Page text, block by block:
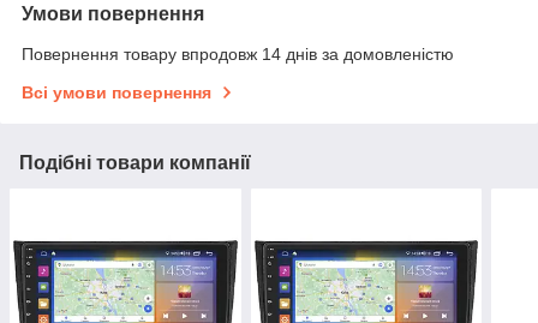
Умови повернення
Повернення товару впродовж 14 днів за домовленістю
Всі умови повернення
Подібні товари компанії